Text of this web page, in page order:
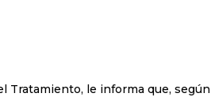
Tratamiento, le informa que,